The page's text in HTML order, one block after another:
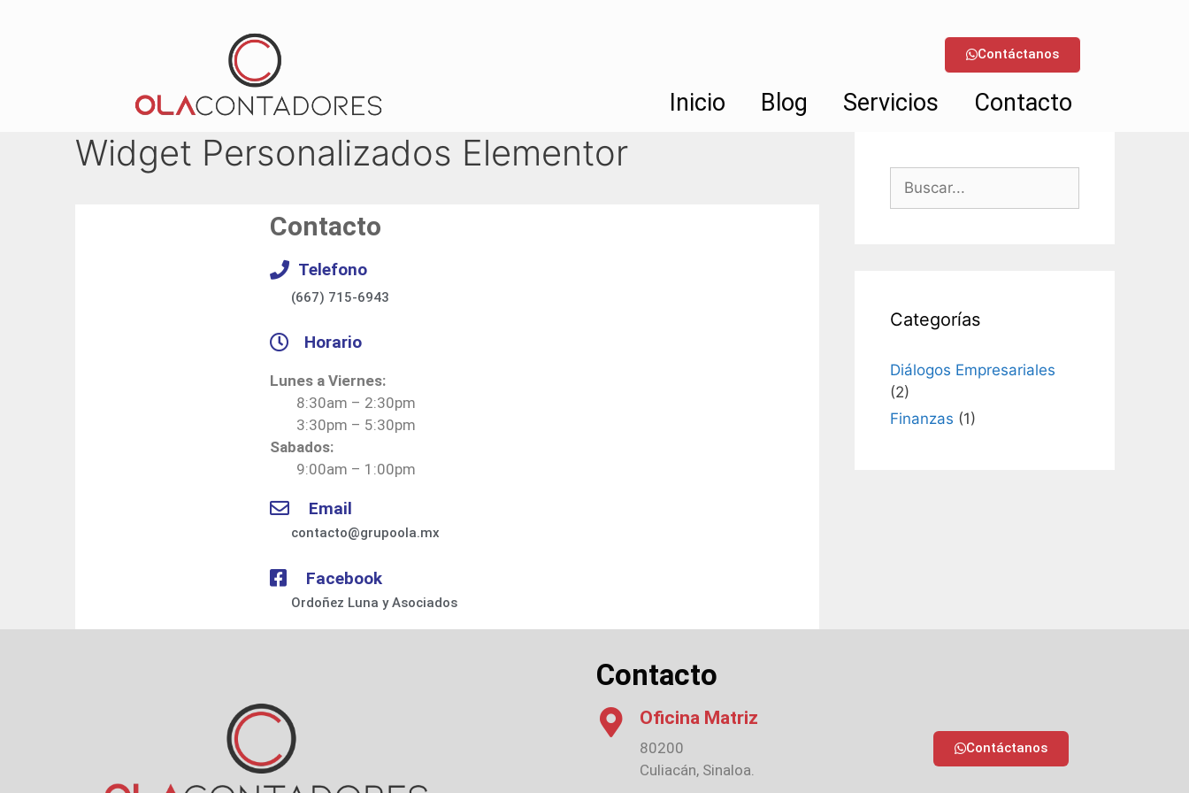
Contáctanos
Inicio Blog Servicios Contacto
Widget Personalizados Elementor
Contacto
Telefono
(667) 715-6943
Horario
Lunes a Viernes:
8:30am – 2:30pm
3:30pm – 5:30pm
Sabados:
9:00am – 1:00pm
Email
contacto@grupoola.mx
Facebook
Ordoñez Luna y Asociados
Categorías
Diálogos Empresariales
(2)
Finanzas (1)
Contacto
Oficina Matriz
80200
Culiacán, Sinaloa.
Contáctanos